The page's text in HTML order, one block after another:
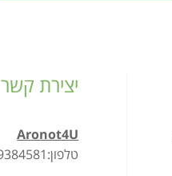
יצירת קשר
Aronot4U
טלפון:052-9384581